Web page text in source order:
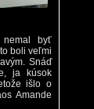
nemal byť
boli veľmi
Snáď
ja kúsok
išlo o
Amande